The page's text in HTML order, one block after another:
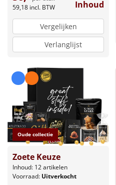
59,18 incl. BTW Inhoud
Vergelijken
Verlanglijst
Oude collectie
Zoete Keuze
Inhoud: 12 artikelen
Voorraad: Uitverkocht